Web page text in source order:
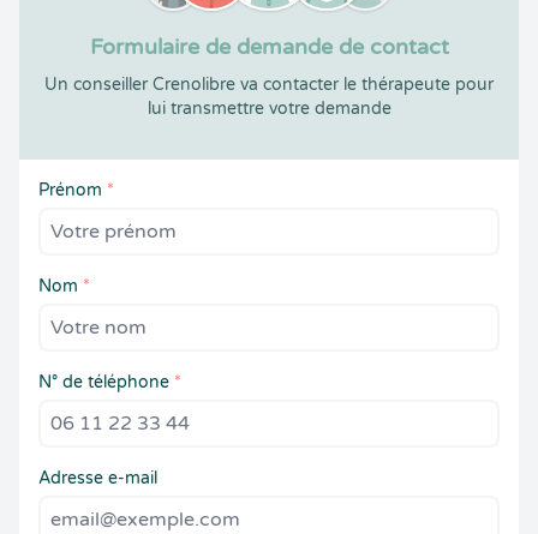
Formulaire de demande de contact
Un conseiller Crenolibre va contacter le thérapeute pour
lui transmettre votre demande
Prénom *
Nom *
N° de téléphone *
Adresse e-mail